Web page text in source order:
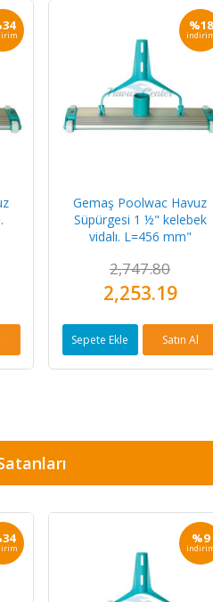
%18
Gemaş Poolwac Havuz
Süpürgesi 1 ½" kelebek
vidalı. L=456 mm"
2,747.80
2,253.19
Sepete Ekle Satın Al
%9